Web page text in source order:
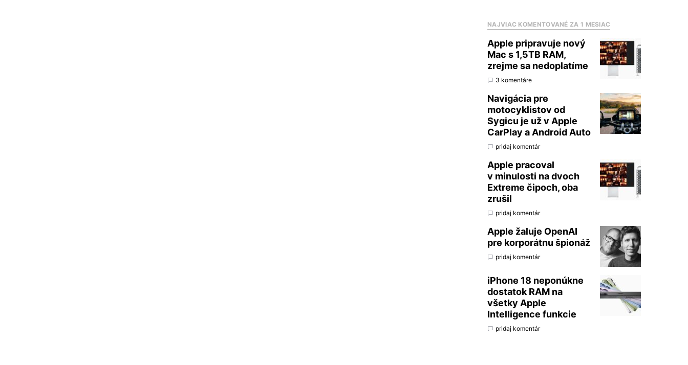
NAJVIAC KOMENTOVANÉ ZA 1 MESIAC
Apple pripravuje nový
Mac s 1,5TB RAM,
zrejme sa nedoplatíme
3 komentáre
Navigácia pre
motocyklistov od
Sygicu je už v Apple
CarPlay a Android Auto
pridaj komentár
Apple pracoval
v minulosti na dvoch
Extreme čipoch, oba
zrušil
pridaj komentár
Apple žaluje OpenAI
pre korporátnu špionáž
pridaj komentár
iPhone 18 neponúkne
dostatok RAM na
všetky Apple
Intelligence funkcie
pridaj komentár